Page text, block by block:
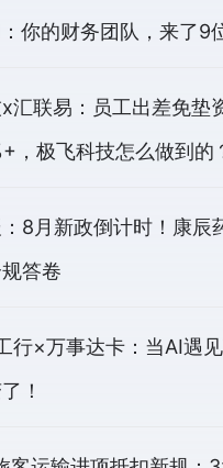
你的财务团队，来了9
汇联易：员工出差免垫
，极飞科技怎么做到的
8月新政倒计时！康辰
答卷
行×万事达卡：当AI遇
！